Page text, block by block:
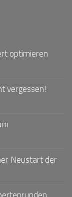
optimieren
vergessen!
Neustart der